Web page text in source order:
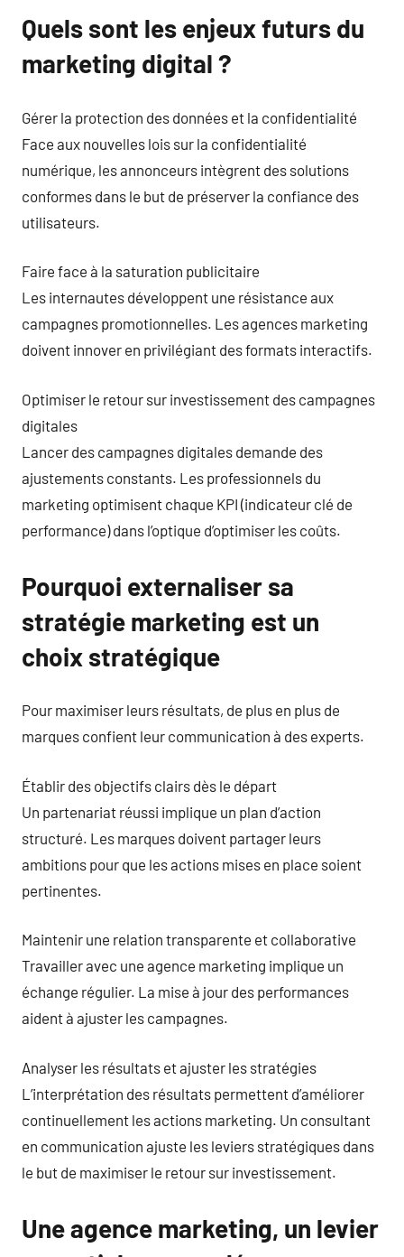
Quels sont les enjeux futurs du
marketing digital ?
Gérer la protection des données et la confidentialité
Face aux nouvelles lois sur la confidentialité
numérique, les annonceurs intègrent des solutions
conformes dans le but de préserver la confiance des
utilisateurs.
Faire face à la saturation publicitaire
Les internautes développent une résistance aux
campagnes promotionnelles. Les agences marketing
doivent innover en privilégiant des formats interactifs.
Optimiser le retour sur investissement des campagnes
digitales
Lancer des campagnes digitales demande des
ajustements constants. Les professionnels du
marketing optimisent chaque KPI (indicateur clé de
performance) dans l’optique d’optimiser les coûts.
Pourquoi externaliser sa
stratégie marketing est un
choix stratégique
Pour maximiser leurs résultats, de plus en plus de
marques confient leur communication à des experts.
Établir des objectifs clairs dès le départ
Un partenariat réussi implique un plan d’action
structuré. Les marques doivent partager leurs
ambitions pour que les actions mises en place soient
pertinentes.
Maintenir une relation transparente et collaborative
Travailler avec une agence marketing implique un
échange régulier. La mise à jour des performances
aident à ajuster les campagnes.
Analyser les résultats et ajuster les stratégies
L’interprétation des résultats permettent d’améliorer
continuellement les actions marketing. Un consultant
en communication ajuste les leviers stratégiques dans
le but de maximiser le retour sur investissement.
Une agence marketing, un levier